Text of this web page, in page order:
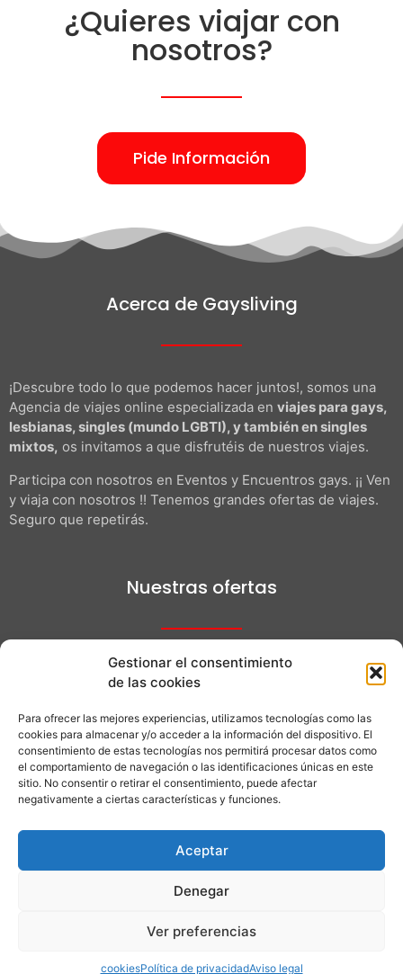
Gestionar el consentimiento
de las cookies
Para ofrecer las mejores experiencias, utilizamos tecnologías como las
cookies para almacenar y/o acceder a la información del dispositivo. El
consentimiento de estas tecnologías nos permitirá procesar datos como
el comportamiento de navegación o las identificaciones únicas en este
sitio. No consentir o retirar el consentimiento, puede afectar
negativamente a ciertas características y funciones.
Aceptar
Denegar
Ver preferencias
cookiesPolítica de privacidadAviso legal
¿Quieres viajar con
nosotros?
Pide Información
Acerca de Gaysliving
¡Descubre todo lo que podemos hacer juntos!, somos una
Agencia de viajes online especializada en viajes para gays,
lesbianas, singles (mundo LGBTI), y también en singles
mixtos, os invitamos a que disfrutéis de nuestros viajes.
Participa con nosotros en Eventos y Encuentros gays. ¡¡ Ven
y viaja con nosotros !! Tenemos grandes ofertas de viajes.
Seguro que repetirás.
Nuestras ofertas
¿Quieres saber más de nuestros viajes?
+34 608 63 02 20
+34 608630220
info@gaysliving.com
Copyright © All rights reserved | CV-Mm1673-A |